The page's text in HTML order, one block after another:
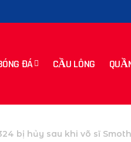
ĐÁ CẦU LÔNG
bị hủy sau khi võ sĩ